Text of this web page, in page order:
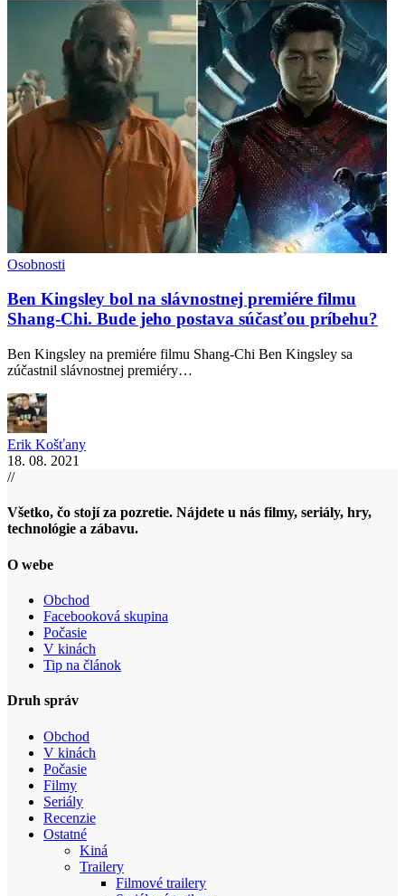
Osobnosti
Ben Kingsley bol na slávnostnej premiére filmu
Shang-Chi. Bude jeho postava súčasťou príbehu?
Ben Kingsley na premiére filmu Shang-Chi Ben Kingsley sa
zúčastnil slávnostnej premiéry…
Erik Košťany
18. 08. 2021
//
Všetko, čo stojí za pozretie. Nájdete u nás filmy, seriály, hry,
technológie a zábavu.
O webe
Obchod
Facebooková skupina
Počasie
V kinách
Tip na článok
Druh správ
Obchod
V kinách
Počasie
Filmy
Seriály
Recenzie
Ostatné
Kiná
Trailery
Filmové trailery